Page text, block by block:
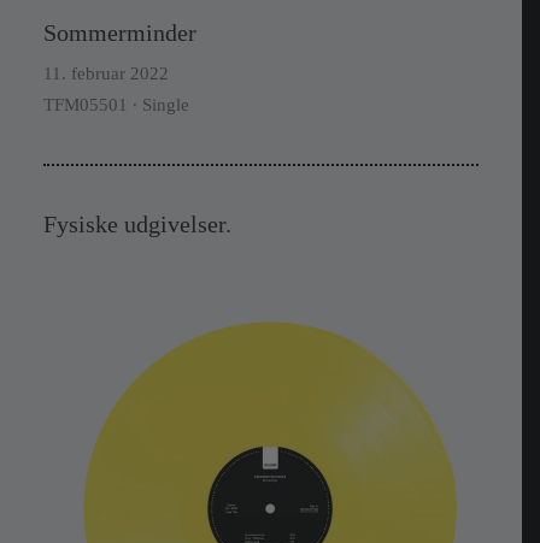
Sommerminder
11. februar 2022
TFM05501 ∙ Single
Fysiske udgivelser.